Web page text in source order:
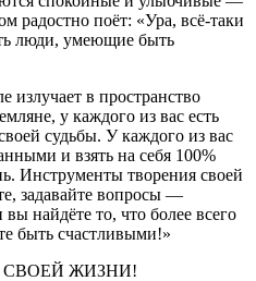
радостно поёт: «Ура, всё-таки
люди, умеющие быть
излучает в пространство
у каждого из вас есть
судьбы. У каждого из вас
и взять на себя 100%
Инструменты творения своей
задавайте вопросы —
найдёте то, что более всего
быть счастливыми!»
СВОЕЙ ЖИЗНИ!